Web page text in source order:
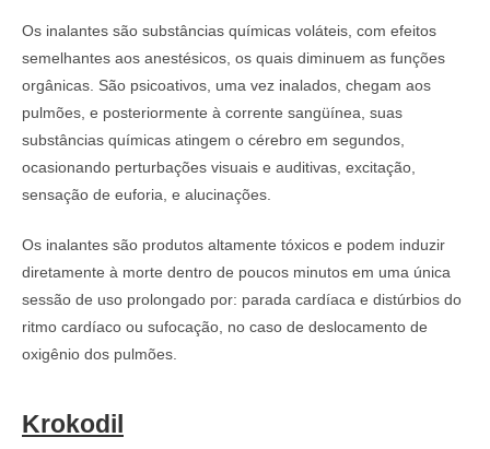
Os inalantes são substâncias químicas voláteis, com efeitos
semelhantes aos anestésicos, os quais diminuem as funções
orgânicas. São psicoativos, uma vez inalados, chegam aos
pulmões, e posteriormente à corrente sangüínea, suas
substâncias químicas atingem o cérebro em segundos,
ocasionando perturbações visuais e auditivas, excitação,
sensação de euforia, e alucinações.
Os inalantes são produtos altamente tóxicos e podem induzir
diretamente à morte dentro de poucos minutos em uma única
sessão de uso prolongado por: parada cardíaca e distúrbios do
ritmo cardíaco ou sufocação, no caso de deslocamento de
oxigênio dos pulmões.
Krokodil